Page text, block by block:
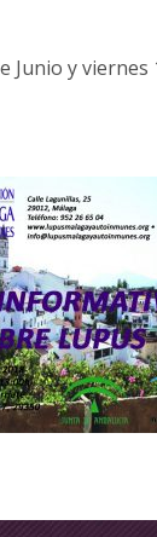
Junio y